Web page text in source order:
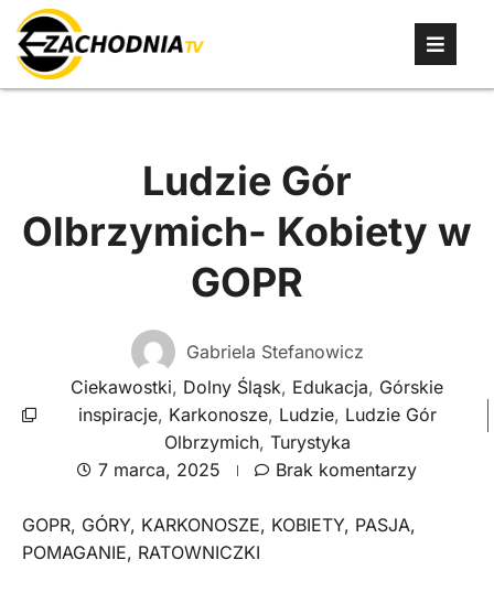
Ludzie Gór
Olbrzymich- Kobiety w
GOPR
Gabriela Stefanowicz
Ciekawostki, Dolny Śląsk, Edukacja, Górskie
inspiracje, Karkonosze, Ludzie, Ludzie Gór
Olbrzymich, Turystyka
7 marca, 2025
Brak komentarzy
GOPR, GÓRY, KARKONOSZE, KOBIETY, PASJA,
POMAGANIE, RATOWNICZKI